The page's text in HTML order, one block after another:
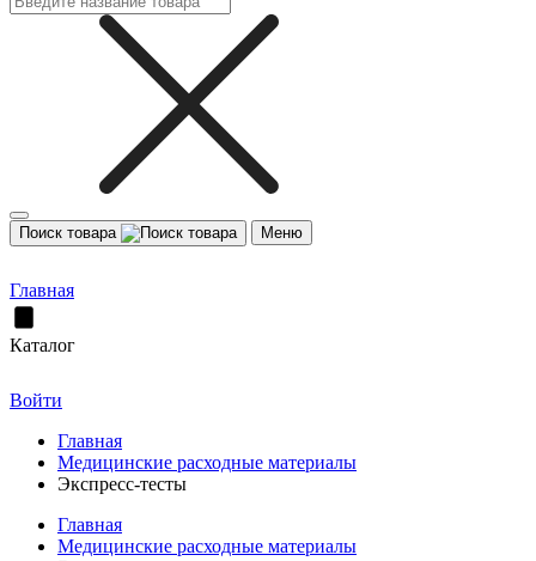
Поиск товара Меню
Главная
Каталог
Войти
Главная
Медицинские расходные материалы
Экспресс-тесты
Главная
Медицинские расходные материалы